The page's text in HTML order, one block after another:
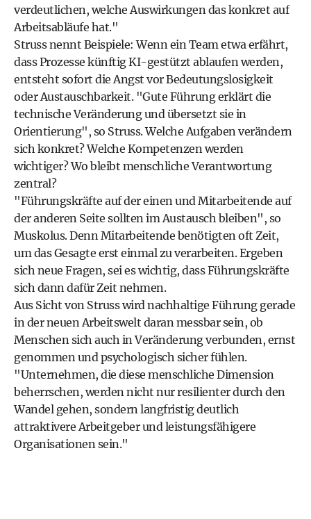
verdeutlichen, welche Auswirkungen das konkret auf
Arbeitsabläufe hat."
Struss nennt Beispiele: Wenn ein Team etwa erfährt,
dass Prozesse künftig KI-gestützt ablaufen werden,
entsteht sofort die Angst vor Bedeutungslosigkeit
oder Austauschbarkeit. "Gute Führung erklärt die
technische Veränderung und übersetzt sie in
Orientierung", so Struss. Welche Aufgaben verändern
sich konkret? Welche Kompetenzen werden
wichtiger? Wo bleibt menschliche Verantwortung
zentral?
"Führungskräfte auf der einen und Mitarbeitende auf
der anderen Seite sollten im Austausch bleiben", so
Muskolus. Denn Mitarbeitende benötigten oft Zeit,
um das Gesagte erst einmal zu verarbeiten. Ergeben
sich neue Fragen, sei es wichtig, dass Führungskräfte
sich dann dafür Zeit nehmen.
Aus Sicht von Struss wird nachhaltige Führung gerade
in der neuen Arbeitswelt daran messbar sein, ob
Menschen sich auch in Veränderung verbunden, ernst
genommen und psychologisch sicher fühlen.
"Unternehmen, die diese menschliche Dimension
beherrschen, werden nicht nur resilienter durch den
Wandel gehen, sondern langfristig deutlich
attraktivere Arbeitgeber und leistungsfähigere
Organisationen sein."